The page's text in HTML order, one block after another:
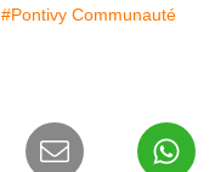
#Pontivy Communauté